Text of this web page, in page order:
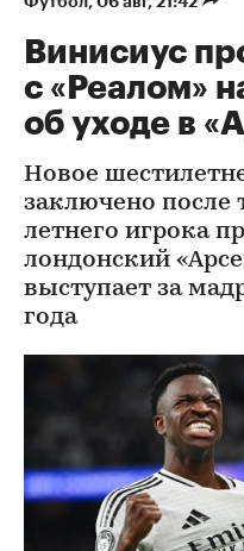
Винисиус
с «Реалом»
об уходе в
Новое
заключено после
летнего игрока
лондонский
выступает за
года